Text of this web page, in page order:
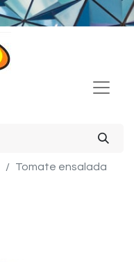
Tomate ensalada